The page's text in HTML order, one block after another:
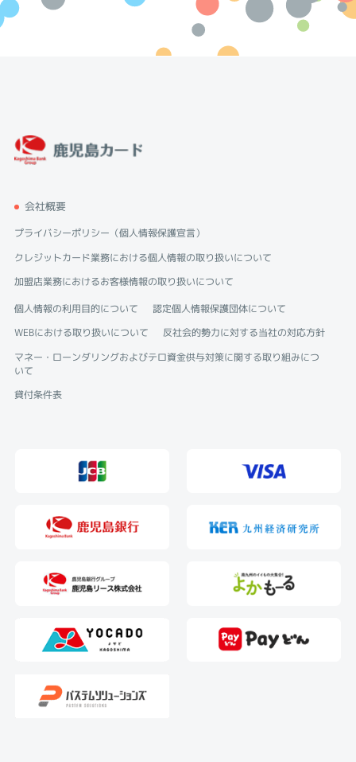
会社概要
プライバシーポリシー（個人情報保護宣言）
クレジットカード業務における個人情報の取り扱いについて
加盟店業務におけるお客様情報の取り扱いについて
個人情報の利用目的について
認定個人情報保護団体について
WEBにおける取り扱いについて
反社会的勢力に対する当社の対応方針
マネー・ローンダリングおよびテロ資金供与対策に関する取り組みにつ
いて
貸付条件表